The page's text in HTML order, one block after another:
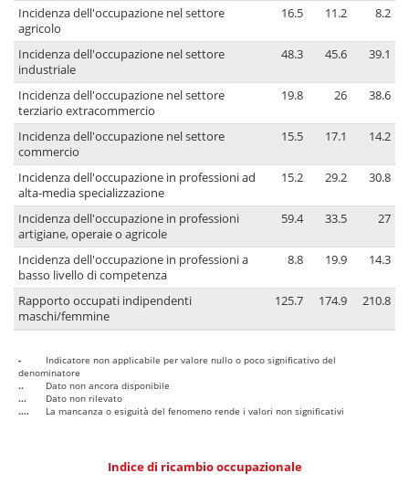
Incidenza dell'occupazione nel settore
agricolo
16.5 11.2 8.2
Incidenza dell'occupazione nel settore
industriale
48.3 45.6 39.1
Incidenza dell'occupazione nel settore
terziario extracommercio
19.8 26 38.6
Incidenza dell'occupazione nel settore
commercio
15.5 17.1 14.2
Incidenza dell'occupazione in professioni ad
alta-media specializzazione
15.2 29.2 30.8
Incidenza dell'occupazione in professioni
artigiane, operaie o agricole
59.4 33.5 27
Incidenza dell'occupazione in professioni a
basso livello di competenza
8.8 19.9 14.3
Rapporto occupati indipendenti
maschi/femmine
125.7 174.9 210.8
-
Indicatore non applicabile per valore nullo o poco significativo del
denominatore
..
Dato non ancora disponibile
...
Dato non rilevato
....
La mancanza o esiguità del fenomeno rende i valori non significativi
Indice di ricambio occupazionale